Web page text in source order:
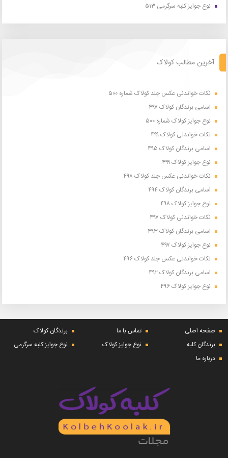
نوع جوایز کلبه سرگرمی ۵۱۳
آخرین مطالب کولاک
نکات خواندنی عکس جلد کولاک شماره ۵۰۰
اسامی برندگان کولاک ۴۹۷
نوع جوایز کولاک شماره ۵۰۰
نکات خواندنی کولاک ۴۹۹
اسامی برندگان کولاک ۴۹۵
نوع جوایز کولاک ۴۹۹
نکات خواندنی عکس جلد کولاک ۴۹۸
اسامی برندگان کولاک ۴۹۴
نوع جوایز کولاک ۴۹۸
نکات خواندنی کولاک ۴۹۷
اسامی برندگان کولاک ۴۹۳
نوع جوایز کولاک ۴۹۷
نکات خواندنی عکس جلد کولاک ۴۹۶
اسامی برندگان کولاک ۴۹۲
نوع جوایز کولاک ۴۹۶
صفحه اصلی تماس با ما
برندگان کولاک
برندگان کلبه
نوع جوایز کولاک
نوع جوایز کلبه سرگرمی
درباره ما